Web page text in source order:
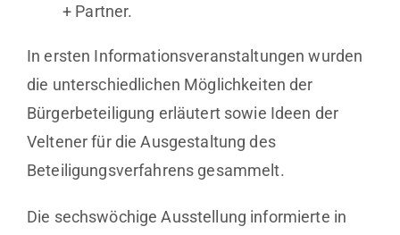
+ Partner.
In ersten Informationsveranstaltungen wurden
die unterschiedlichen Möglichkeiten der
Bürgerbeteiligung erläutert sowie Ideen der
Veltener für die Ausgestaltung des
Beteiligungsverfahrens gesammelt.
Die sechswöchige Ausstellung informierte in